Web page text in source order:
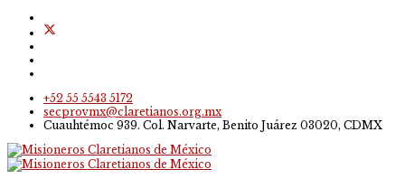
+52 55 5543 5172
secprovmx@claretianos.org.mx
Cuauhtémoc 939. Col. Narvarte, Benito Juárez 03020, CDMX